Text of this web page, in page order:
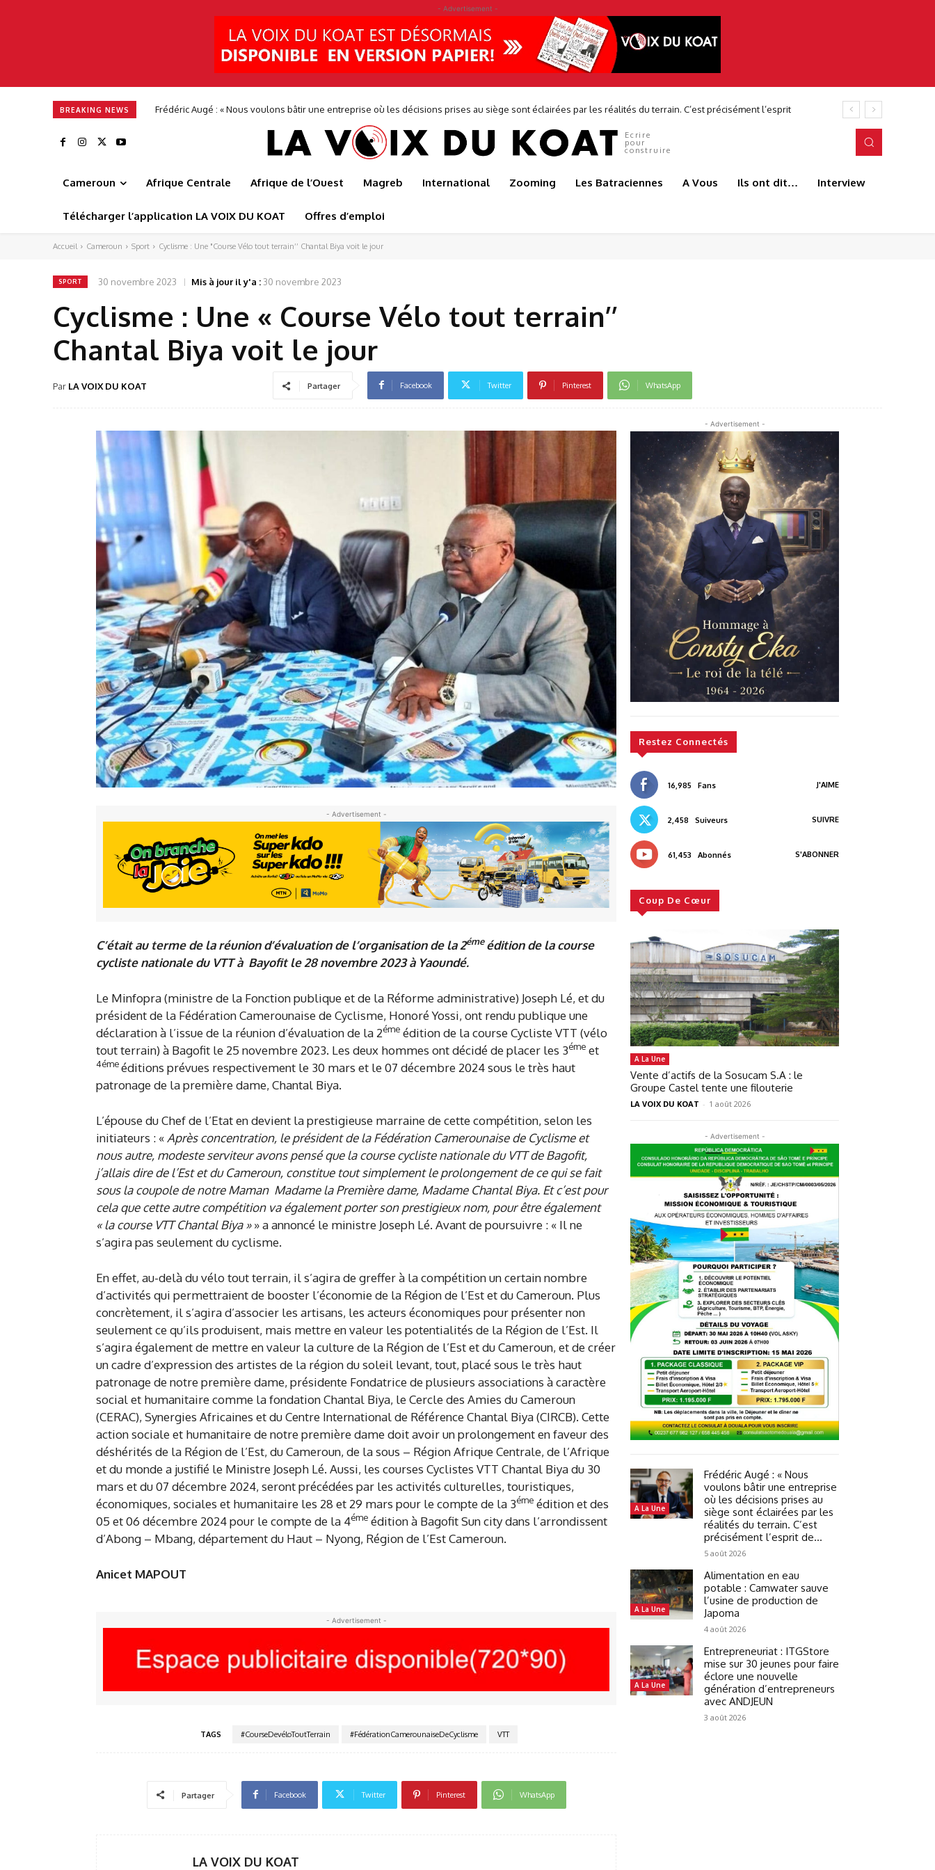
- Advertisement -
BREAKING NEWS
Frédéric Augé : « Nous voulons bâtir une entreprise où les décisions prises au siège sont éclairées par les réalités du terrain. C’est précisément l’esprit
Alimentation en eau potable : Camwater sauve l’usine de production de Japoma
Ecrire
pour
construire
Cameroun Afrique Centrale Afrique de l’Ouest Magreb International Zooming Les Batraciennes A Vous Ils ont dit… Interview
Télécharger l’application LA VOIX DU KOAT Offres d’emploi
Accueil Cameroun Sport Cyclisme : Une "Course Vélo tout terrain’’ Chantal Biya voit le jour
SPORT 30 novembre 2023 Mis à jour il y'a : 30 novembre 2023
Cyclisme : Une « Course Vélo tout terrain’’
Chantal Biya voit le jour
Par LA VOIX DU KOAT Partager Facebook Twitter Pinterest WhatsApp
- Advertisement -
C’était au terme de la réunion d’évaluation de l’organisation de la 2émeédition de la course
cycliste nationale du VTT à Bayofit le 28 novembre 2023 à Yaoundé.
Le Minfopra (ministre de la Fonction publique et de la Réforme administrative) Joseph Lé, et du
président de la Fédération Camerounaise de Cyclisme, Honoré Yossi, ont rendu publique une
déclaration à l’issue de la réunion d’évaluation de la 2éme édition de la course Cycliste VTT (vélo
tout terrain) à Bagofit le 25 novembre 2023. Les deux hommes ont décidé de placer les 3éme et
4émeéditions prévues respectivement le 30 mars et le 07 décembre 2024 sous le très haut
patronage de la première dame, Chantal Biya.
L’épouse du Chef de l’Etat en devient la prestigieuse marraine de cette compétition, selon les
initiateurs : « Après concentration, le président de la Fédération Camerounaise de Cyclisme et
nous autre, modeste serviteur avons pensé que la course cycliste nationale du VTT de Bagofit,
j’allais dire de l’Est et du Cameroun, constitue tout simplement le prolongement de ce qui se fait
sous la coupole de notre Maman Madame la Première dame, Madame Chantal Biya. Et c’est pour
cela que cette autre compétition va également porter son prestigieux nom, pour être également
« la course VTT Chantal Biya »» a annoncé le ministre Joseph Lé. Avant de poursuivre : « Il ne
s’agira pas seulement du cyclisme.
En effet, au-delà du vélo tout terrain, il s’agira de greffer à la compétition un certain nombre
d’activités qui permettraient de booster l’économie de la Région de l’Est et du Cameroun. Plus
concrètement, il s’agira d’associer les artisans, les acteurs économiques pour présenter non
seulement ce qu’ils produisent, mais mettre en valeur les potentialités de la Région de l’Est. Il
s’agira également de mettre en valeur la culture de la Région de l’Est et du Cameroun, et de créer
un cadre d’expression des artistes de la région du soleil levant, tout, placé sous le très haut
patronage de notre première dame, présidente Fondatrice de plusieurs associations à caractère
social et humanitaire comme la fondation Chantal Biya, le Cercle des Amies du Cameroun
(CERAC), Synergies Africaines et du Centre International de Référence Chantal Biya (CIRCB). Cette
action sociale et humanitaire de notre première dame doit avoir un prolongement en faveur des
déshérités de la Région de l’Est, du Cameroun, de la sous – Région Afrique Centrale, de l’Afrique
et du monde a justifié le Ministre Joseph Lé. Aussi, les courses Cyclistes VTT Chantal Biya du 30
mars et du 07 décembre 2024, seront précédées par les activités culturelles, touristiques,
économiques, sociales et humanitaire les 28 et 29 mars pour le compte de la 3éme édition et des
05 et 06 décembre 2024 pour le compte de la 4éme édition à Bagofit Sun city dans l’arrondissent
d’Abong – Mbang, département du Haut – Nyong, Région de l’Est Cameroun.
Anicet MAPOUT
- Advertisement -
TAGS #CourseDevéloToutTerrain #FédérationCamerounaiseDeCyclisme VTT
Partager Facebook Twitter Pinterest WhatsApp
LA VOIX DU KOAT
- Advertisement -
Restez Connectés
16,985 Fans J'AIME
2,458 Suiveurs SUIVRE
61,453 Abonnés S'ABONNER
Coup De Cœur
A La Une
Vente d’actifs de la Sosucam S.A : le
Groupe Castel tente une filouterie
LA VOIX DU KOAT - 1 août 2026
- Advertisement -
A La Une
Frédéric Augé : « Nous
voulons bâtir une entreprise
où les décisions prises au
siège sont éclairées par les
réalités du terrain. C’est
précisément l’esprit de...
5 août 2026
A La Une
Alimentation en eau
potable : Camwater sauve
l’usine de production de
Japoma
4 août 2026
A La Une
Entrepreneuriat : ITGStore
mise sur 30 jeunes pour faire
éclore une nouvelle
génération d’entrepreneurs
avec ANDJEUN
3 août 2026